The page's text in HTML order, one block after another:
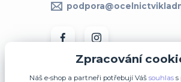
Zpracování
Náš e-shop a partneři potřebují Váš souhlass